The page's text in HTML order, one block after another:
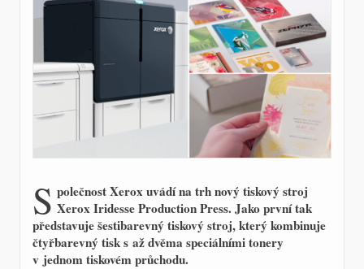
S polečnost Xerox uvádí na trh nový tiskový stroj
Xerox Iridesse Production Press. Jako první tak
představuje šestibarevný tiskový stroj, který kombinuje
čtyřbarevný tisk s až dvěma speciálními tonery
v jednom tiskovém průchodu.